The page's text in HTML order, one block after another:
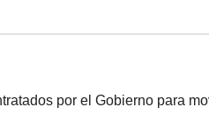
por el Gobierno para